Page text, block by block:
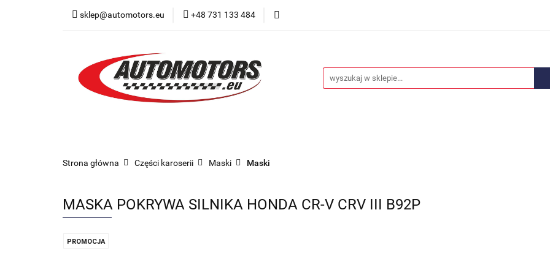
sklep@automotors.eu +48 731 133 484
Części samochodowe
Car audio Nowości
Strona główna Części karoserii Maski Maski
MASKA POKRYWA SILNIKA HONDA CR-V CRV III B92P
PROMOCJA